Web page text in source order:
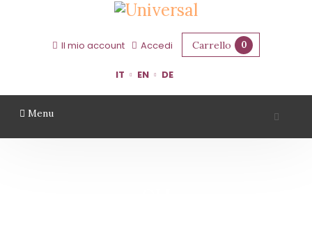
Il mio account Accedi Carrello 0
IT EN DE
Menu